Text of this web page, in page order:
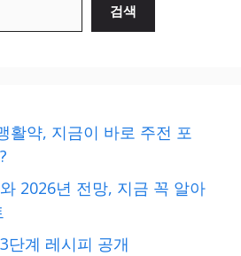
검색
활약, 지금이 바로 주전 포
2026년 전망, 지금 꼭 알아
단계 레시피 공개